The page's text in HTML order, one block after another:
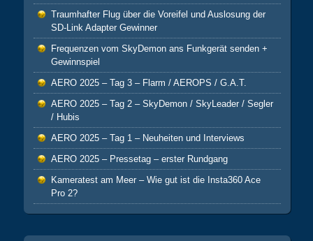
Traumhafter Flug über die Voreifel und Auslosung der
SD-Link Adapter Gewinner
Frequenzen vom SkyDemon ans Funkgerät senden +
Gewinnspiel
AERO 2025 – Tag 3 – Flarm / AEROPS / G.A.T.
AERO 2025 – Tag 2 – SkyDemon / SkyLeader / Segler
/ Hubis
AERO 2025 – Tag 1 – Neuheiten und Interviews
AERO 2025 – Pressetag – erster Rundgang
Kameratest am Meer – Wie gut ist die Insta360 Ace
Pro 2?